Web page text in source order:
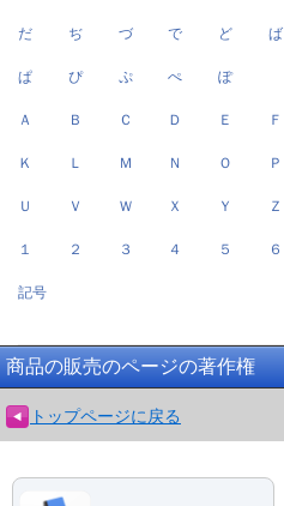
だ ぢ づ で ど ば
ぱ ぴ ぷ ぺ ぽ
Ａ Ｂ Ｃ Ｄ Ｅ Ｆ
Ｋ Ｌ Ｍ Ｎ Ｏ Ｐ
Ｕ Ｖ Ｗ Ｘ Ｙ Ｚ
１ ２ ３ ４ ５ ６
記号
商品の販売のページの著作権
トップページに戻る